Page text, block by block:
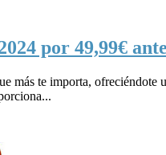
por 49,99€
más te importa,